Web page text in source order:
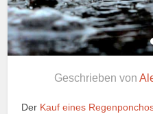
Geschrieben von
Der Kauf eines